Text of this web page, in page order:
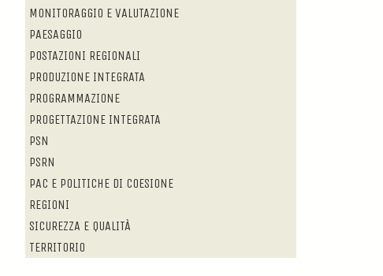
MONITORAGGIO E VALUTAZIONE
PAESAGGIO
POSTAZIONI REGIONALI
PRODUZIONE INTEGRATA
PROGRAMMAZIONE
PROGETTAZIONE INTEGRATA
PSN
PSRN
PAC E POLITICHE DI COESIONE
REGIONI
SICUREZZA E QUALITÀ
TERRITORIO